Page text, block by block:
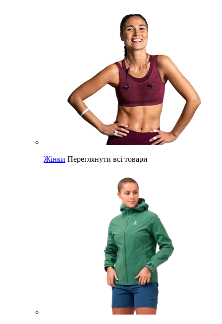
Жінки Переглянути всі товари